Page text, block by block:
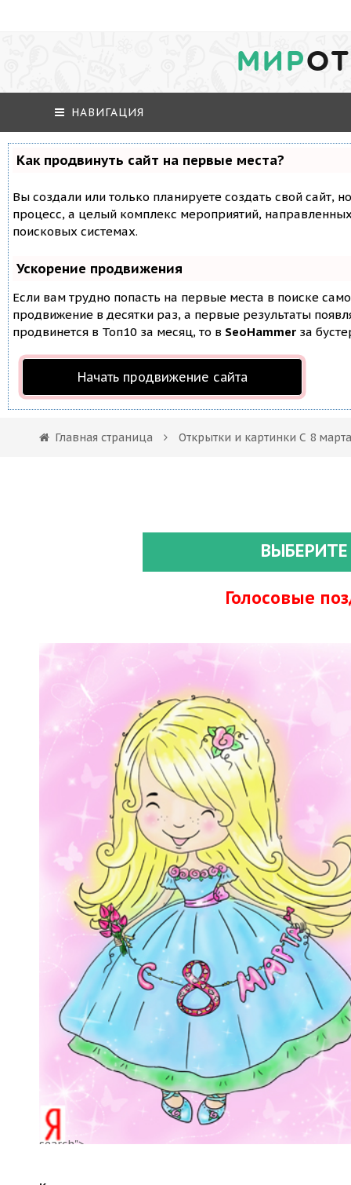
МИР
НАВИГАЦИЯ
Как продвинуть сайт на первые места?
Вы создали или только планируете создать свой сайт,
процесс, а целый комплекс мероприятий,
поисковых системах.
Ускорение продвижения
Если вам трудно попасть на первые места в поиске
продвижение в десятки раз, а первые результаты
продвинется в Топ10 за месяц, то в SeoHammer за
Начать продвижение сайта
Главная страница Открытки и картинки С 8
Голосовые
search">